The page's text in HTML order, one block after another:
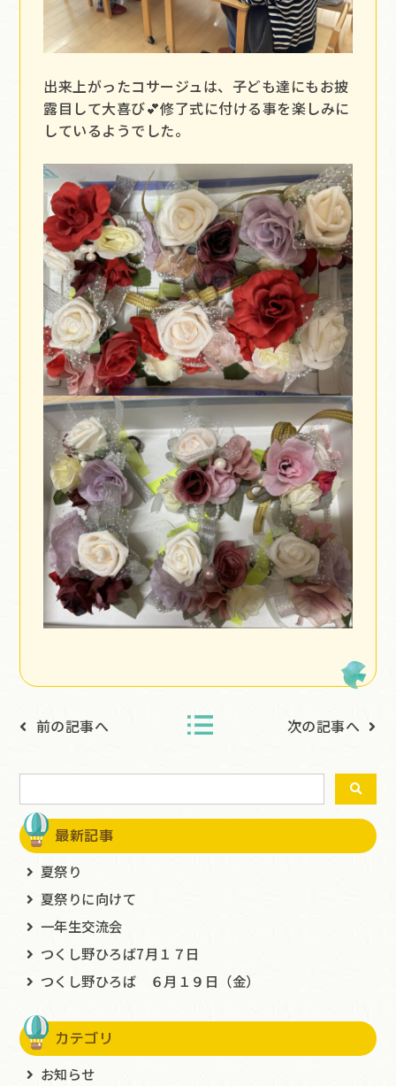
出来上がったコサージュは、子ども達にもお披
露目して大喜び💕修了式に付ける事を楽しみに
しているようでした。
前の記事へ 次の記事へ
最新記事
夏祭り
夏祭りに向けて
一年生交流会
つくし野ひろば7月１７日
つくし野ひろば ６月１９日（金）
カテゴリ
お知らせ